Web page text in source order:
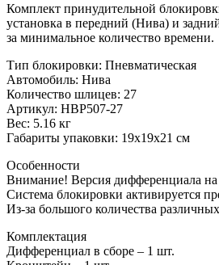
Комплект принудительной
установка в передний (Нива) и
за минимальное количество времени.
Тип блокировки: Пневматическая
Автомобиль: Нива
Количество шлицев: 27
Артикул: HBP507-27
Вес: 5.16 кг
Габариты упаковки: 19x19x21 см
Особенности
Внимание! Версия дифференциала на
Система блокировки активируется
Из-за большого количества
Комплектация
Дифференциал в сборе – 1 шт.